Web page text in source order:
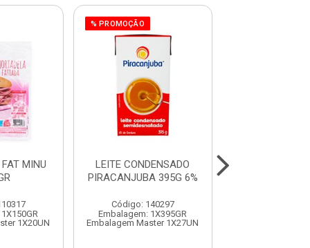
MINU
1X20UN
% PROMOÇÃO
LEITE CONDENSADO
PIRACANJUBA 395G 6%
Código: 140297
Embalagem: 1X395GR
Embalagem Master 1X27UN